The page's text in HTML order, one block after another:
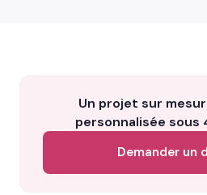
Un projet sur
personnalisée sous
Demander un